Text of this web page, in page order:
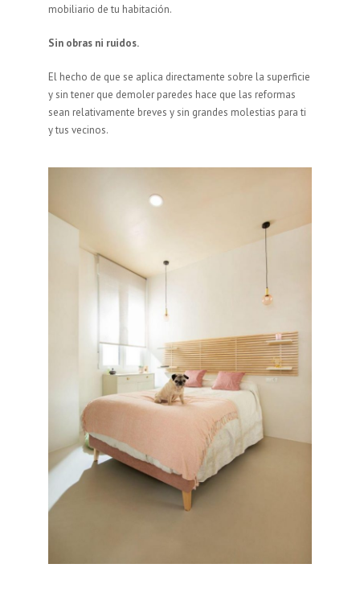
mobiliario de tu habitación.
Sin obras ni ruidos.
El hecho de que se aplica directamente sobre la superficie
y sin tener que demoler paredes hace que las reformas
sean relativamente breves y sin grandes molestias para ti
y tus vecinos.